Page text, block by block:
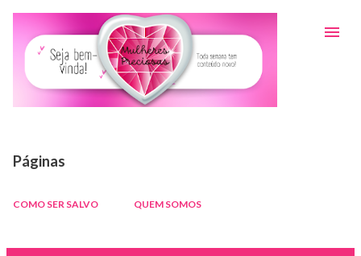
Pular para o conteúdo principal
Páginas
COMO SER SALVO QUEM SOMOS